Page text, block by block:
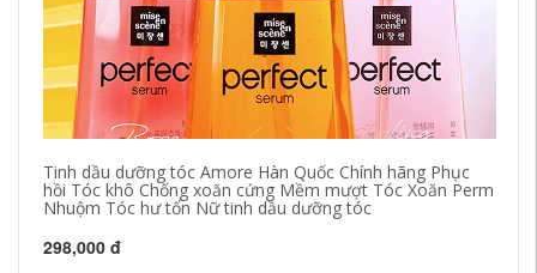
Tinh dầu dưỡng tóc Amore Hàn Quốc Chính hãng Phục
hồi Tóc khô Chống xoăn cứng Mềm mượt Tóc Xoăn Perm
Nhuộm Tóc hư tổn Nữ tinh dầu dưỡng tóc
298,000 đ